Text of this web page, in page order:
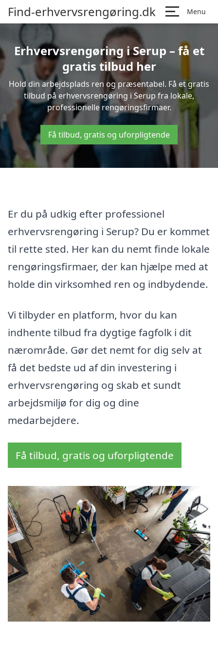
Find-erhvervsrengøring.dk Menu
Erhvervsrengøring i Serup – få et
gratis tilbud her
Hold din arbejdsplads ren og præsentabel. Få et gratis
tilbud på erhvervsrengøring i Serup fra lokale,
professionelle rengøringsfirmaer.
Få tilbud, gratis og uforpligtende
Er du på udkig efter professionel
erhvervsrengøring i Serup? Du er kommet
til rette sted. Her kan du nemt finde lokale
rengøringsfirmaer, der kan hjælpe med at
holde din virksomhed ren og indbydende.
Vi tilbyder en platform, hvor du kan
indhente tilbud fra dygtige fagfolk i dit
nærområde. Gør det nemt for dig selv at
få det bedste ud af din investering i
erhvervsrengøring og skab et sundt
arbejdsmiljø for dig og dine
medarbejdere.
Få tilbud, gratis og uforpligtende